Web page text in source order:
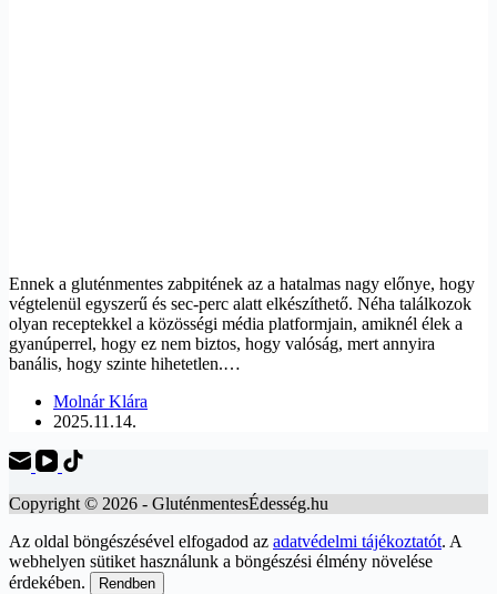
Ennek a gluténmentes zabpitének az a hatalmas nagy előnye, hogy
végtelenül egyszerű és sec-perc alatt elkészíthető. Néha találkozok
olyan receptekkel a közösségi média platformjain, amiknél élek a
gyanúperrel, hogy ez nem biztos, hogy valóság, mert annyira
banális, hogy szinte hihetetlen.…
Molnár Klára
2025.11.14.
Copyright © 2026 - GluténmentesÉdesség.hu
Az oldal böngészésével elfogadod az adatvédelmi tájékoztatót. A
webhelyen sütiket használunk a böngészési élmény növelése
érdekében.
Rendben